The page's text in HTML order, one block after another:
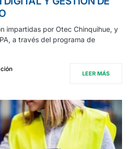
impartidas por Otec Chinquihue, y
a través del programa de
LEER MÁS